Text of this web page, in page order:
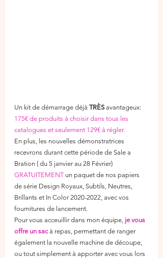
Un kit de démarrage déjà TRÈS avantageux:
175€ de produits à choisir dans tous les
catalogues et seulement 129€ à régler.
En plus, les nouvelles démonstratrices
recevrons durant cette période de Sale a
Bration ( du 5 janvier au 28 Février)
GRATUITEMENT un paquet de nos papiers
de série Design Royaux, Subtils, Neutres,
Brillants et In Color 2020-2022, avec vos
fournitures de lancement.
Pour vous acceuillir dans mon équipe, je vous
offre un sac à repas, permettant de ranger
également la nouvelle machine de découpe,
ou tout simplement à apporter avec vous lors